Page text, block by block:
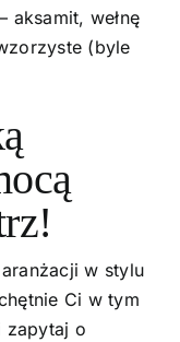
aksamit, wełnę
(byle
w stylu
Ci w tym
zapytaj o